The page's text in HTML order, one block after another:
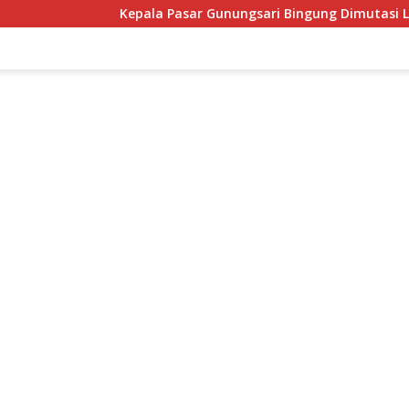
Kepala Pasar Gunungsari Bingung Dimutasi Lagi: “Saya